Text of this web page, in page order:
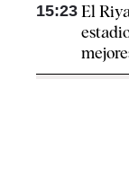
15:23 El